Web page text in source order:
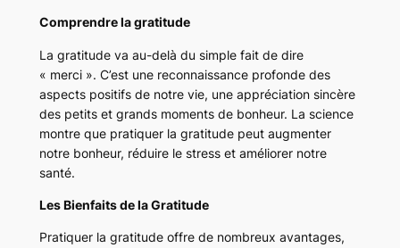
Comprendre la gratitude
La gratitude va au-delà du simple fait de dire
« merci ». C’est une reconnaissance profonde des
aspects positifs de notre vie, une appréciation sincère
des petits et grands moments de bonheur. La science
montre que pratiquer la gratitude peut augmenter
notre bonheur, réduire le stress et améliorer notre
santé.
Les Bienfaits de la Gratitude
Pratiquer la gratitude offre de nombreux avantages,